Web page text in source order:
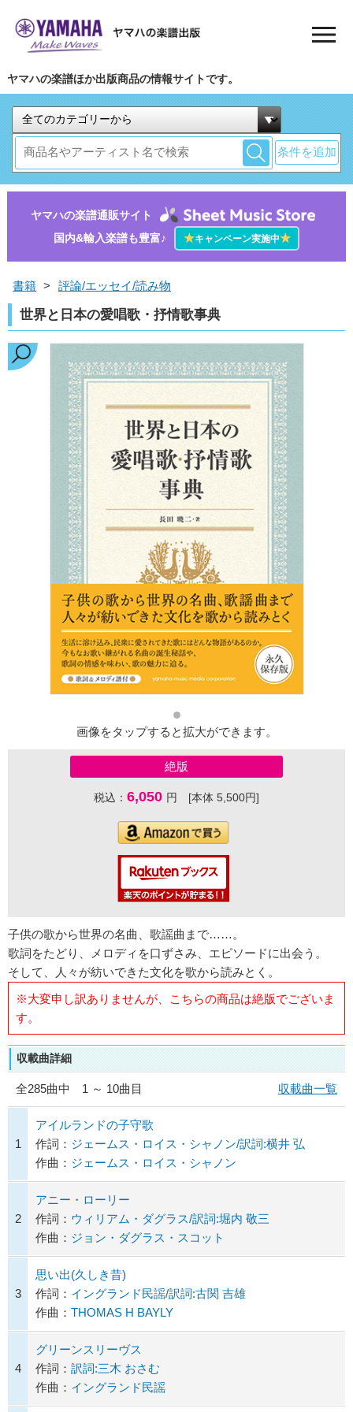
ヤマハの楽譜ほか出版商品の情報サイトです。
条件を追加
ヤマハの楽譜通販サイト
国内&輸入楽譜も豊富♪
★キャンペーン実施中★
書籍 > 評論/エッセイ/読み物
世界と日本の愛唱歌・抒情歌事典
画像をタップすると拡大ができます。
絶版
税込： 6,050 円 [本体 5,500円]
子供の歌から世界の名曲、歌謡曲まで……。
歌詞をたどり、メロディを口ずさみ、エピソードに出会う。
そして、人々が紡いできた文化を歌から読みとく。
※大変申し訳ありませんが、こちらの商品は絶版でございま
す。
収載曲詳細
全285曲中 1 ～ 10曲目 収載曲一覧
1
アイルランドの子守歌
作詞： ジェームス・ロイス・シャノン/訳詞:横井 弘
作曲： ジェームス・ロイス・シャノン
2
アニー・ローリー
作詞： ウィリアム・ダグラス/訳詞:堀内 敬三
作曲： ジョン・ダグラス・スコット
3
思い出(久しき昔)
作詞： イングランド民謡/訳詞:古関 吉雄
作曲： THOMAS H BAYLY
4
グリーンスリーヴス
作詞： 訳詞:三木 おさむ
作曲： イングランド民謡